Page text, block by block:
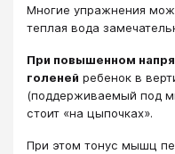
Многие упражнения
теплая вода
При повышенном
голеней ребенок в
(поддерживаемый под
стоит «на цыпочках».
При этом тонус мышц